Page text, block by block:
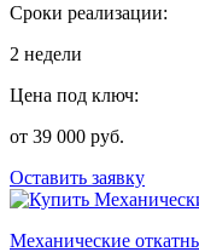
Сроки реализации:
2 недели
Цена под ключ:
от 39 000 руб.
Оставить заявку
Механические